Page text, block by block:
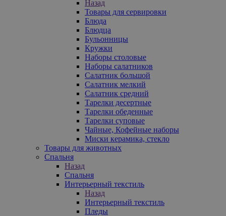
Назад
Товары для сервировки
Блюда
Блюдца
Бульонницы
Кружки
Наборы столовые
Наборы салатников
Салатник большой
Салатник мелкий
Салатник средний
Тарелки десертные
Тарелки обеденные
Тарелки суповые
Чайные, Кофейные наборы
Миски керамика, стекло
Товары для животных
Спальня
Назад
Спальня
Интерьерный текстиль
Назад
Интерьерный текстиль
Пледы